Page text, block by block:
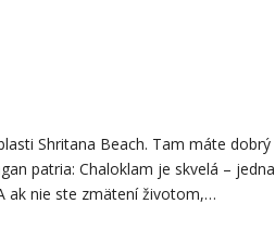
Shritana Beach. Tam máte dobrý
patria: Chaloklam je skvelá – jedna
ak nie ste zmätení životom,…